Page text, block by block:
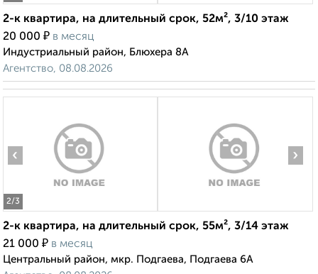
2-к квартира, на длительный срок, 52м², 3/10 этаж
20 000 ₽ в месяц
Индустриальный район, Блюхера 8А
Агентство, 08.08.2026
2/3
‹ ›
2-к квартира, на длительный срок, 55м², 3/14 этаж
21 000 ₽ в месяц
Центральный район, мкр. Подгаева, Подгаева 6А